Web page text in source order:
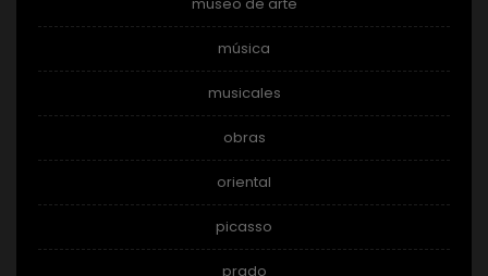
música
musicales
obras
oriental
picasso
prado